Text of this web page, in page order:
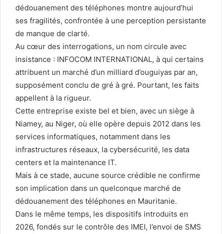
dédouanement des téléphones montre aujourd’hui
ses fragilités, confrontée à une perception persistante
de manque de clarté.
Au cœur des interrogations, un nom circule avec
insistance : INFOCOM INTERNATIONAL, à qui certains
attribuent un marché d’un milliard d’ouguiyas par an,
supposément conclu de gré à gré. Pourtant, les faits
appellent à la rigueur.
Cette entreprise existe bel et bien, avec un siège à
Niamey, au Niger, où elle opère depuis 2012 dans les
services informatiques, notamment dans les
infrastructures réseaux, la cybersécurité, les data
centers et la maintenance IT.
Mais à ce stade, aucune source crédible ne confirme
son implication dans un quelconque marché de
dédouanement des téléphones en Mauritanie.
Dans le même temps, les dispositifs introduits en
2026, fondés sur le contrôle des IMEI, l’envoi de SMS